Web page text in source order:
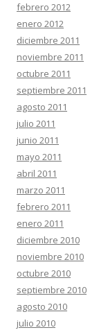
febrero 2012
enero 2012
diciembre 2011
noviembre 2011
octubre 2011
septiembre 2011
agosto 2011
julio 2011
junio 2011
mayo 2011
abril 2011
marzo 2011
febrero 2011
enero 2011
diciembre 2010
noviembre 2010
octubre 2010
septiembre 2010
agosto 2010
julio 2010